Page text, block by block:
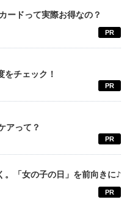
ードって実際お得なの？
PR
をチェック！
PR
アって？
PR
。「女の子の日」を前向きに♪
PR